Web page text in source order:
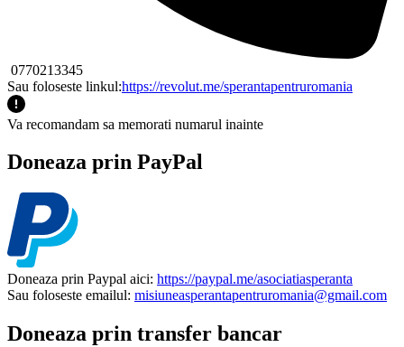
0770213345
Sau foloseste linkul:https://revolut.me/sperantapentruromania
Va recomandam sa memorati numarul inainte
Doneaza prin PayPal
Doneaza prin Paypal aici: https://paypal.me/asociatiasperanta
Sau foloseste emailul: misiuneasperantapentruromania@gmail.com
Doneaza prin transfer bancar